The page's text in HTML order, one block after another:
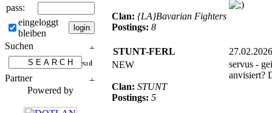
pass:
eingeloggt
bleiben
Suchen
Partner
Powered by
Clan: {LA}Bavarian Fighters
Postings: 8
STUNT-FERL
NEW
Clan: STUNT
Postings: 5
servus -
anvisiert?